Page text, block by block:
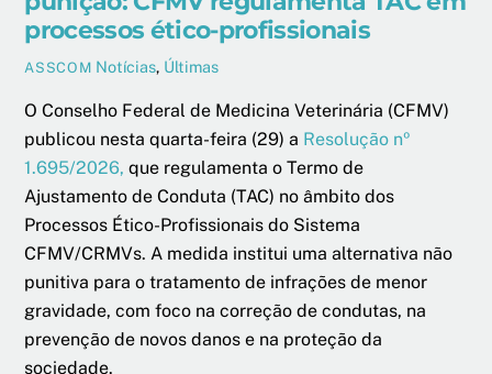
processos ético-profissionais
ASSCOM Notícias, Últimas
O Conselho Federal de Medicina Veterinária (CFMV)
publicou nesta quarta-feira (29) a Resolução nº
1.695/2026, que regulamenta o Termo de
Ajustamento de Conduta (TAC) no âmbito dos
Processos Ético-Profissionais do Sistema
CFMV/CRMVs. A medida institui uma alternativa não
punitiva para o tratamento de infrações de menor
gravidade, com foco na correção de condutas, na
prevenção de novos danos e na proteção da
sociedade.